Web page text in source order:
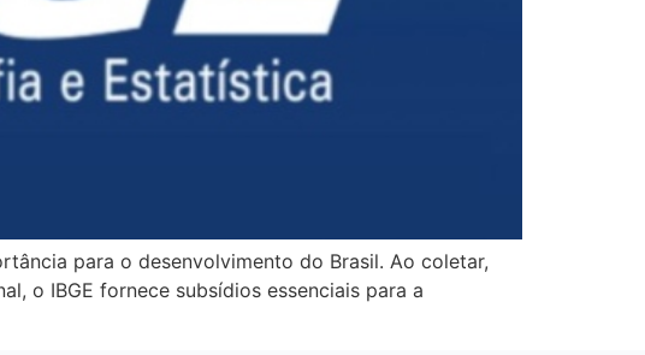
para o desenvolvimento do Brasil. Ao coletar,
o IBGE fornece subsídios essenciais para a